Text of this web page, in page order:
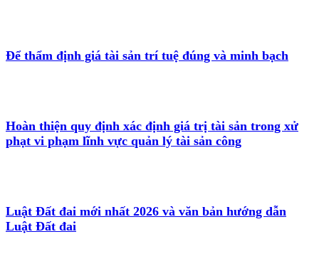
Để thẩm định giá tài sản trí tuệ đúng và minh bạch
Hoàn thiện quy định xác định giá trị tài sản trong xử
phạt vi phạm lĩnh vực quản lý tài sản công
Luật Đất đai mới nhất 2026 và văn bản hướng dẫn
Luật Đất đai